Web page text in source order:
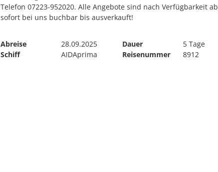
Telefon 07223-952020. Alle Angebote sind nach Verfügbarkeit ab
sofort bei uns buchbar bis ausverkauft!
Abreise 28.09.2025 Dauer
5 Tage
Schiff
AIDAprima Reisenummer 8912